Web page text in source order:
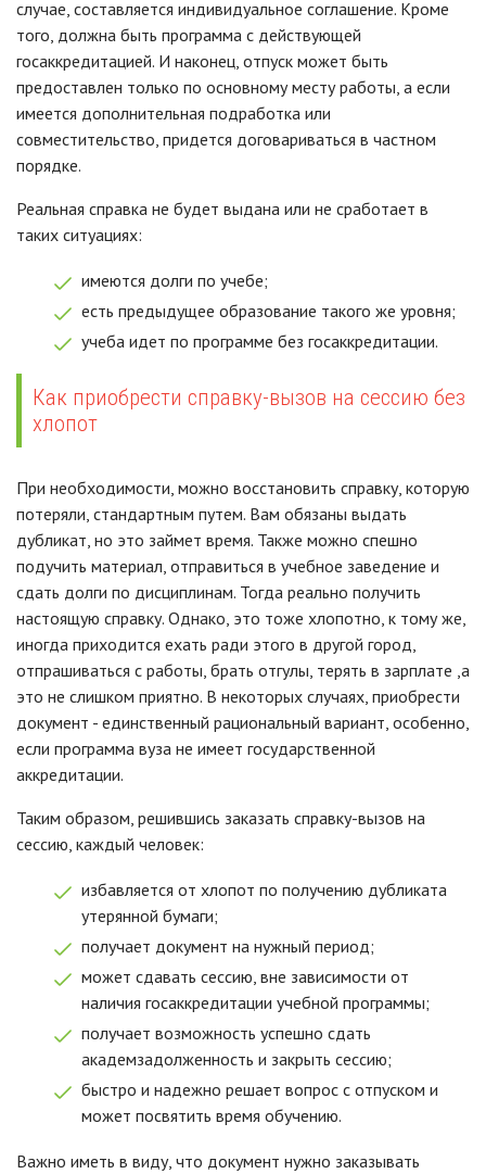
случае, составляется индивидуальное соглашение. Кроме
того, должна быть программа с действующей
госаккредитацией. И наконец, отпуск может быть
предоставлен только по основному месту работы, а если
имеется дополнительная подработка или
совместительство, придется договариваться в частном
порядке.
Реальная справка не будет выдана или не сработает в
таких ситуациях:
имеются долги по учебе;
есть предыдущее образование такого же уровня;
учеба идет по программе без госаккредитации.
Как приобрести справку-вызов на сессию без
хлопот
При необходимости, можно восстановить справку, которую
потеряли, стандартным путем. Вам обязаны выдать
дубликат, но это займет время. Также можно спешно
подучить материал, отправиться в учебное заведение и
сдать долги по дисциплинам. Тогда реально получить
настоящую справку. Однако, это тоже хлопотно, к тому же,
иногда приходится ехать ради этого в другой город,
отпрашиваться с работы, брать отгулы, терять в зарплате ,а
это не слишком приятно. В некоторых случаях, приобрести
документ - единственный рациональный вариант, особенно,
если программа вуза не имеет государственной
аккредитации.
Таким образом, решившись заказать справку-вызов на
сессию, каждый человек:
избавляется от хлопот по получению дубликата
утерянной бумаги;
получает документ на нужный период;
может сдавать сессию, вне зависимости от
наличия госаккредитации учебной программы;
получает возможность успешно сдать
академзадолженность и закрыть сессию;
быстро и надежно решает вопрос с отпуском и
может посвятить время обучению.
Важно иметь в виду, что документ нужно заказывать